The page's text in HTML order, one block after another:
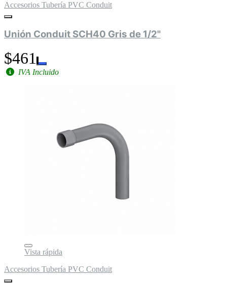
Accesorios Tubería PVC Conduit
Unión Conduit SCH40 Gris de 1/2"
$461
IVA Incluido
Vista rápida
Accesorios Tubería PVC Conduit